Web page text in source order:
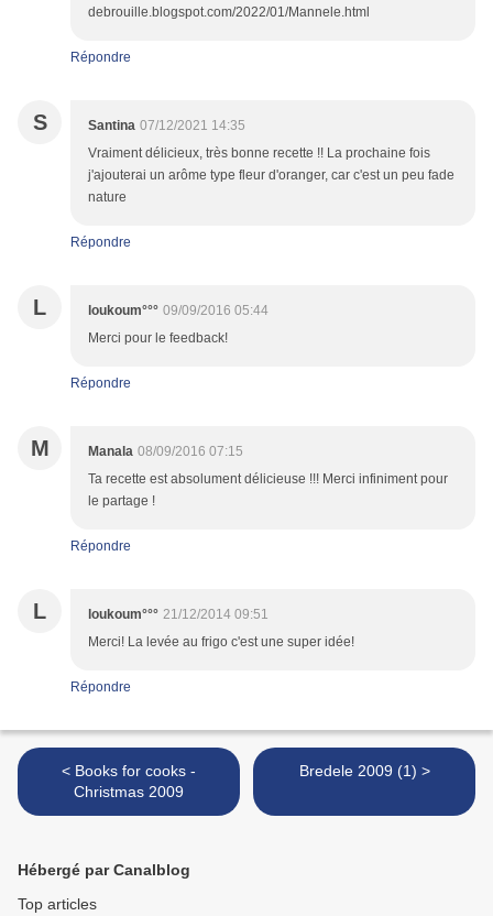
debrouille.blogspot.com/2022/01/Mannele.html
Répondre
S Santina 07/12/2021 14:35
Vraiment délicieux, très bonne recette !! La prochaine fois
j'ajouterai un arôme type fleur d'oranger, car c'est un peu fade
nature
Répondre
L loukoum°°° 09/09/2016 05:44
Merci pour le feedback!
Répondre
M Manala 08/09/2016 07:15
Ta recette est absolument délicieuse !!! Merci infiniment pour
le partage !
Répondre
L loukoum°°° 21/12/2014 09:51
Merci! La levée au frigo c'est une super idée!
Répondre
< Books for cooks -
Christmas 2009
Bredele 2009 (1) >
Hébergé par Canalblog
Top articles